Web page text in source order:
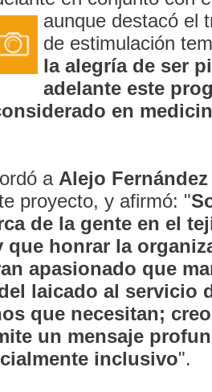
aunque destacó el
de estimulación
la alegría de ser
adelante este
en
a Alejo
proyecto, y afirmó: "
de la gente en el
que honrar la
apasionado que
laicado al servicio
que necesitan;
un mensaje
inclusivo".